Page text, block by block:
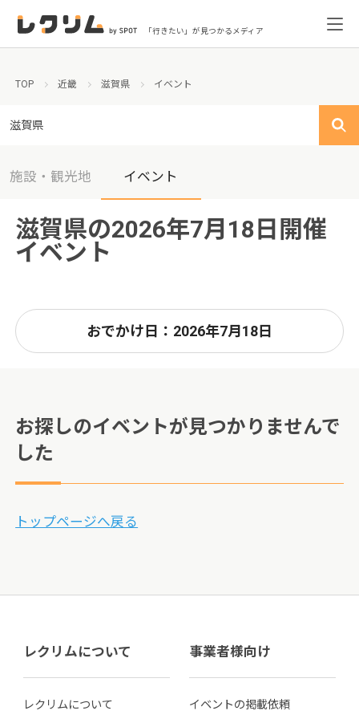
「行きたい」が見つかるメディア
TOP 近畿 滋賀県 イベント
滋賀県
施設・観光地 イベント
滋賀県の2026年7月18日開催
イベント
おでかけ日：2026年7月18日
お探しのイベントが見つかりませんで
した
トップページへ戻る
レクリムについて
レクリムについて
事業者様向け
イベントの掲載依頼